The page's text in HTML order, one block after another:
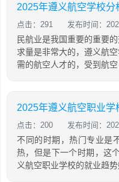
2025年遵义航空学校分
点击：291 发布时间：
民航业是我国重要的重要
求量是非常大的，遵义航
需的航空人才的，受到航空
2025年遵义航空职业学
点击：200 发布时间：
不同的时期，热门专业是
热，但是下一个时期，这
义航空职业学校的就业趋